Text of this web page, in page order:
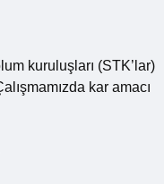
kuruluşları (STK’lar)
kar amacı